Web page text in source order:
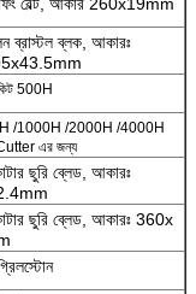
ব্রাস্টল ব্লক, আকারঃ
কিট 500H
/1000H /2000H /4000H
এর জন্য
ছুরি ব্লেড, আকারঃ
ছুরি ব্লেড, আকারঃ 360x